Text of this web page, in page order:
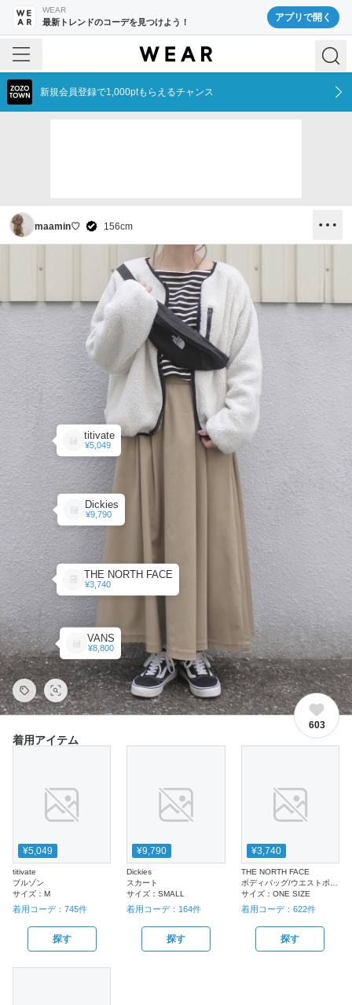
WEAR
最新トレンドのコーデを見つけよう！ アプリで開く
新規会員登録で1,000ptもらえるチャンス
maamin♡ 156cm
titivate
¥5,049
Dickies
¥9,790
THE NORTH FACE
¥3,740
VANS
¥8,800
603
着用アイテム
¥5,049
titivate
ブルゾン
サイズ： M
着用コーデ： 745件
探す
¥9,790
Dickies
スカート
サイズ：SMALL
着用コーデ： 164件
探す
¥3,740
THE NORTH FACE
サイズ： ONE SIZE
着用コーデ： 622件
探す